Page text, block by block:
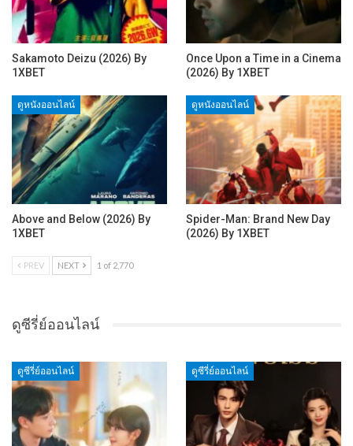
Sakamoto Deizu (2026) By
1XBET
Once Upon a Time in a Cinema
(2026) By 1XBET
ดูหนังออนไลน์
Above and Below (2026) By
1XBET
ดูหนังออนไลน์
Spider-Man: Brand New Day
(2026) By 1XBET
PREV NEXT 1 of 2,770
ดูซีรี่ย์ออนไลน์
ดูซีรี่ย์ออนไลน์ ดูซีรี่ย์ออนไลน์